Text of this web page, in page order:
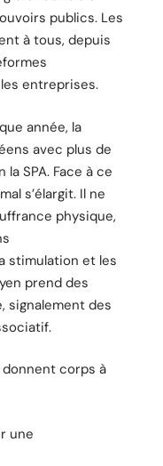
publics. Les
à tous, depuis
entreprises.
année, la
avec plus de
la SPA. Face à ce
s’élargit. Il ne
physique,
stimulation et les
prend des
signalement des
corps à
une